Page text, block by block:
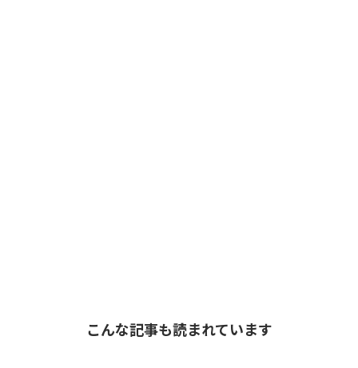
こんな記事も読まれています